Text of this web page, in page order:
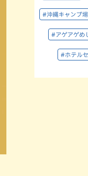
#沖縄キャンプ場
#アゲアゲめ
#ホテル